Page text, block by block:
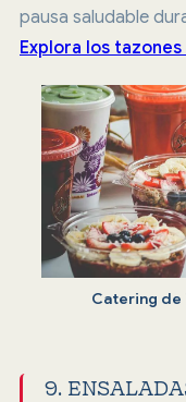
pausa saludable
Explora los
Catering de
9.